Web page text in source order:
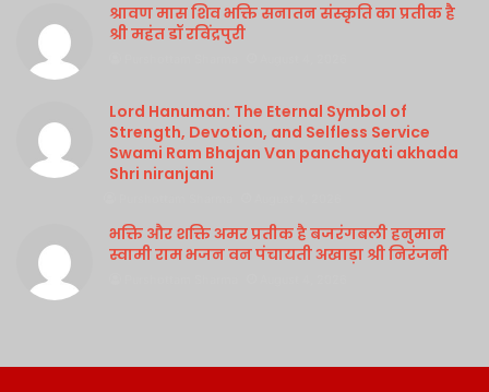
श्रावण मास शिव भक्ति सनातन संस्कृति का प्रतीक है
श्री महंत डॉ रविंद्रपुरी
Lord Hanuman: The Eternal Symbol of
Strength, Devotion, and Selfless Service
Swami Ram Bhajan Van panchayati akhada
Shri niranjani
भक्ति और शक्ति अमर प्रतीक है बजरंगबली हनुमान
स्वामी राम भजन वन पंचायती अखाड़ा श्री निरंजनी